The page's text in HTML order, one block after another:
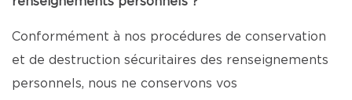
Conformément à nos procédures de conservation
et de destruction sécuritaires des renseignements
personnels, nous ne conservons vos